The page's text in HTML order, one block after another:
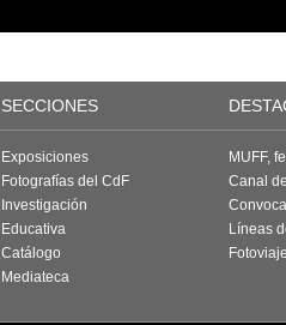
SECCIONES
Exposiciones
Fotografías del CdF
Investigación
Educativa
Catálogo
Mediateca
MUFF,
Canal
Líneas